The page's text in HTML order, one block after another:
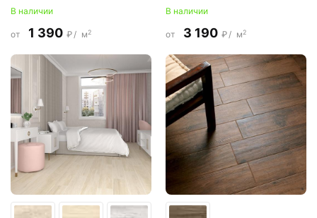
В наличии
от 1 390 ₽/ м2
В наличии
от 3 190 ₽/ м2